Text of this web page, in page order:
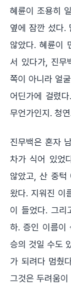
혜륜이 조용히
옆에 잠깐 섰다.
않았다. 혜륜이
서 있다가, 진무
쪽이 아니라 얼
어딘가에 걸렸
무언가인지. 청
진무백은 혼자
차가 식어 있었
않았고, 산 중턱
왔다. 지워진 이
이 들었다. 그리
하. 증인 이름이
승의 것일 수도
가 되려다 멈췄
그것은 두려움